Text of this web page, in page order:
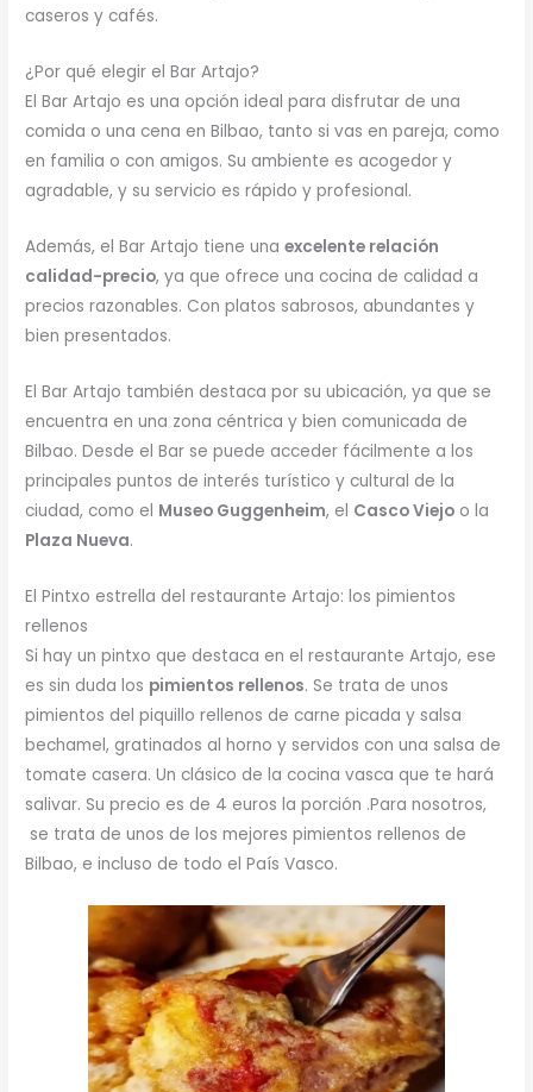
caseros y cafés.
¿Por qué elegir el Bar Artajo?
El Bar Artajo es una opción ideal para disfrutar de una
comida o una cena en Bilbao, tanto si vas en pareja, como
en familia o con amigos. Su ambiente es acogedor y
agradable, y su servicio es rápido y profesional.
Además, el Bar Artajo tiene unaexcelente relación
calidad-precio, ya que ofrece una cocina de calidad a
precios razonables. Con platos sabrosos, abundantes y
bien presentados.
El Bar Artajo también destaca por su ubicación, ya que se
encuentra en una zona céntrica y bien comunicada de
Bilbao. Desde el Bar se puede acceder fácilmente a los
principales puntos de interés turístico y cultural de la
ciudad, como el Museo Guggenheim, el Casco Viejo o la
Plaza Nueva.
El Pintxo estrella del restaurante Artajo: los pimientos
rellenos
Si hay un pintxo que destaca en el restaurante Artajo, ese
es sin duda los pimientos rellenos. Se trata de unos
pimientos del piquillo rellenos de carne picada y salsa
bechamel, gratinados al horno y servidos con una salsa de
tomate casera. Un clásico de la cocina vasca que te hará
salivar. Su precio es de 4 euros la porción .Para nosotros,
se trata de unos de los mejores pimientos rellenos de
Bilbao, e incluso de todo el País Vasco.